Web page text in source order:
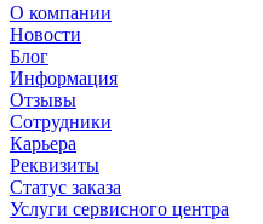
О компании
Новости
Блог
Информация
Отзывы
Сотрудники
Карьера
Реквизиты
Статус заказа
Услуги сервисного центра